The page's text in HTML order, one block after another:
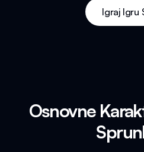
Igraj Igru
Osnovne